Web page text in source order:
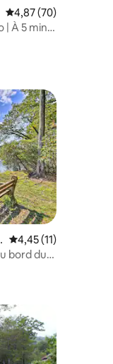
Évaluation moyenne
4,87 (70)
| À 5 min
Évaluation moyenne
4,45 (11)
bord du
appréciés